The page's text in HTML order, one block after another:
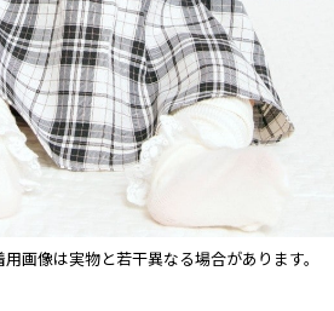
画像は実物と若干異なる場合があります。